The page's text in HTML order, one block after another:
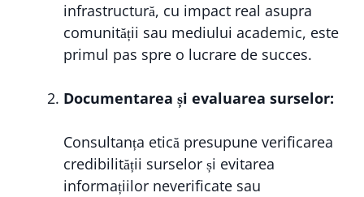
infrastructură, cu impact real asupra
comunității sau mediului academic, este
primul pas spre o lucrare de succes.
Documentarea și evaluarea surselor:
Consultanța etică presupune verificarea
credibilității surselor și evitarea
informațiilor neverificate sau